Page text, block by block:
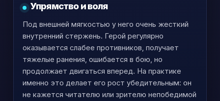
Упрямство и воля
Под внешней мягкостью у него очень жесткий
внутренний стержень. Герой регулярно
оказывается слабее противников, получает
тяжелые ранения, ошибается в бою, но
продолжает двигаться вперед. На практике
именно это делает его рост убедительным: он
не кажется читателю или зрителю непобедимой